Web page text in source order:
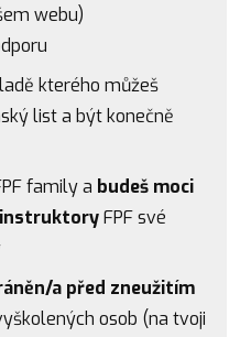
webu)
kterého můžeš
list a být konečně
family a budeš moci
FPF své
a před zneužitím
osob (na tvoji